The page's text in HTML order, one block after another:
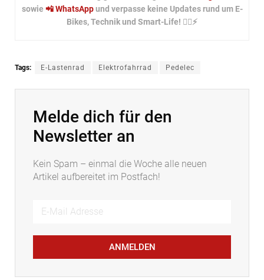
sowie 📲 WhatsAppund verpasse keine Updates rund um E-
Bikes, Technik und Smart-Life! 🚴‍♂️⚡
Tags: E-Lastenrad Elektrofahrrad Pedelec
Melde dich für den
Newsletter an
Kein Spam – einmal die Woche alle neuen
Artikel aufbereitet im Postfach!
ANMELDEN